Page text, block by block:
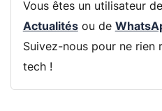
Vous êtes un utilisateur de
Actualitésou de
Suivez-nous pour ne rien
tech !